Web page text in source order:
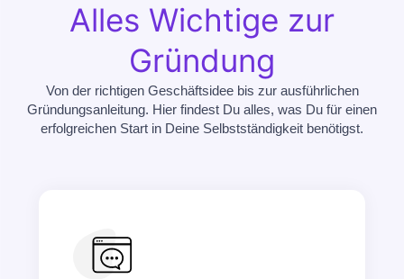
Alles Wichtige zur
Gründung
Von der richtigen Geschäftsidee bis zur ausführlichen
Gründungsanleitung. Hier findest Du alles, was Du für einen
erfolgreichen Start in Deine Selbstständigkeit benötigst.